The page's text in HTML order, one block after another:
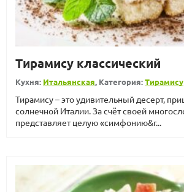
Тирамису классический
Кухня: Итальянская, Категория:Тирамису
Тирамису – это удивительный десерт,
солнечной Италии. За счёт своей
представляет целую «симфонию&r...